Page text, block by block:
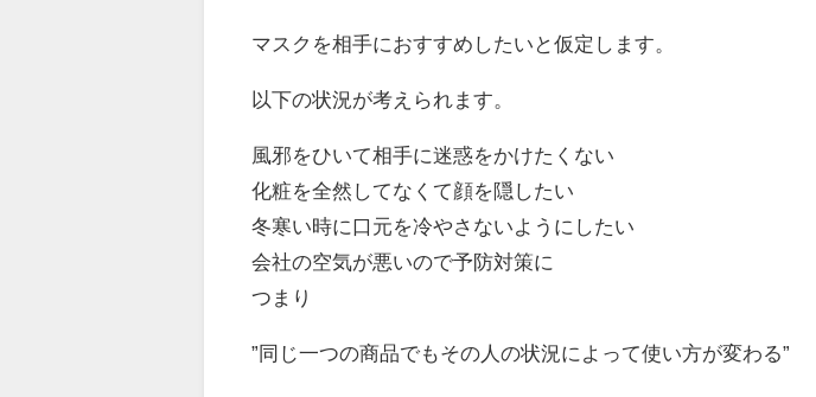
マスクを相手におすすめしたいと仮定します。
以下の状況が考えられます。
風邪をひいて相手に迷惑をかけたくない
化粧を全然してなくて顔を隠したい
冬寒い時に口元を冷やさないようにしたい
会社の空気が悪いので予防対策に
つまり
”同じ一つの商品でもその人の状況によって使い方が変わる”